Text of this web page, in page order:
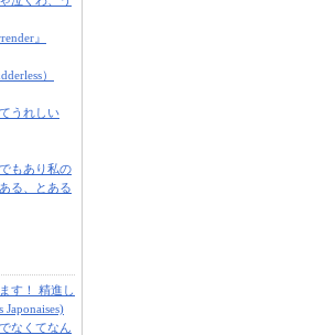
』
）
うれしい
もあり私の
る、とある
す！ 精進し
なくてなん